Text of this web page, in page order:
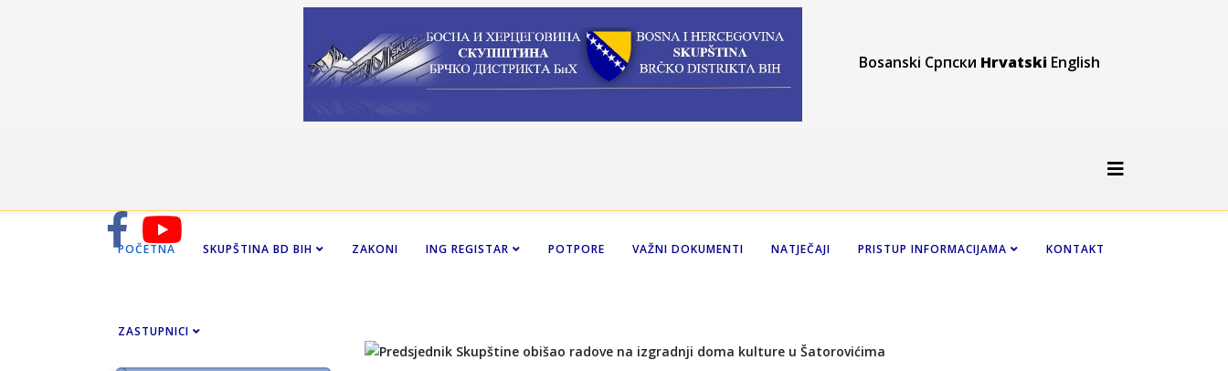
Bosanski Српски Hrvatski English
POČETNA SKUPŠTINA BD BIH ZAKONI ING REGISTAR POTPORE VAŽNI DOKUMENTI NATJEČAJI PRISTUP INFORMACIJAMA KONTAKT
ZASTUPNICI